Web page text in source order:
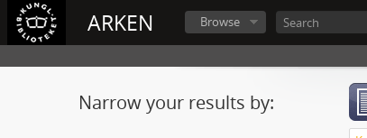
ARKEN Browse
Narrow your results by: